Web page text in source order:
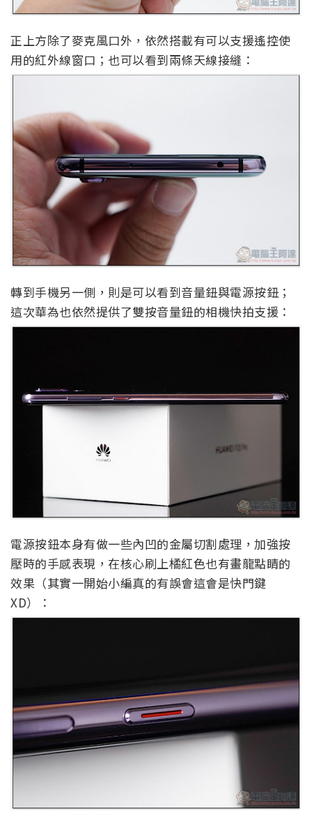
正上方除了麥克風口外，依然搭載有可以支援遙控使
用的紅外線窗口；也可以看到兩條天線接縫：
轉到手機另一側，則是可以看到音量鈕與電源按鈕；
這次華為也依然提供了雙按音量鈕的相機快拍支援：
電源按鈕本身有做一些內凹的金屬切割處理，加強按
壓時的手感表現，在核心刷上橘紅色也有畫龍點睛的
效果（其實一開始小編真的有誤會這會是快門鍵
XD）：